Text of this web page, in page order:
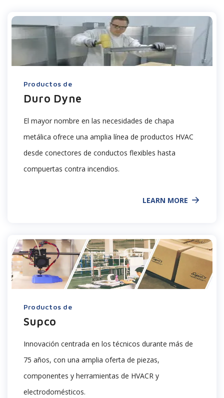
Productos de
Duro Dyne
El mayor nombre en las necesidades de chapa
metálica ofrece una amplia línea de productos HVAC
desde conectores de conductos flexibles hasta
compuertas contra incendios.
LEARN MORE
Productos de
Supco
Innovación centrada en los técnicos durante más de
75 años, con una amplia oferta de piezas,
componentes y herramientas de HVACR y
electrodomésticos.